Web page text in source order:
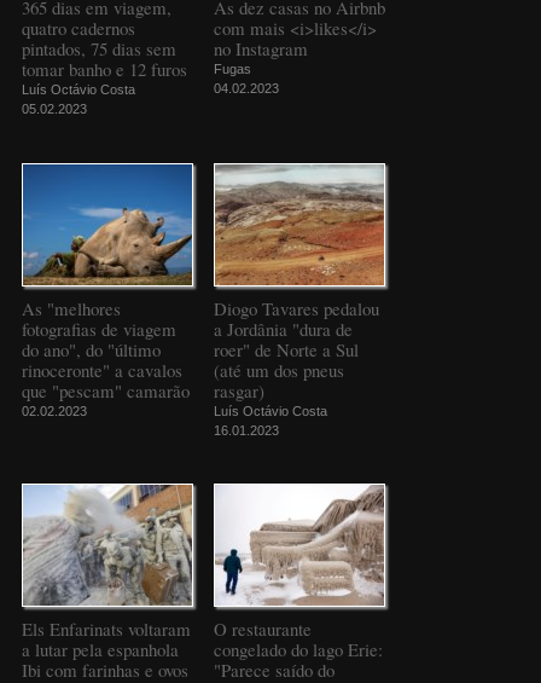
365 dias em viagem,
quatro cadernos
pintados, 75 dias sem
tomar banho e 12 furos
Luís Octávio Costa
05.02.2023
As dez casas no Airbnb
com mais <i>likes</i>
no Instagram
Fugas
04.02.2023
As "melhores
fotografias de viagem
do ano", do "último
rinoceronte" a cavalos
que "pescam" camarão
02.02.2023
Diogo Tavares pedalou
a Jordânia "dura de
roer" de Norte a Sul
(até um dos pneus
rasgar)
Luís Octávio Costa
16.01.2023
Els Enfarinats voltaram
a lutar pela espanhola
Ibi com farinhas e ovos
O restaurante
congelado do lago Erie:
"Parece saído do